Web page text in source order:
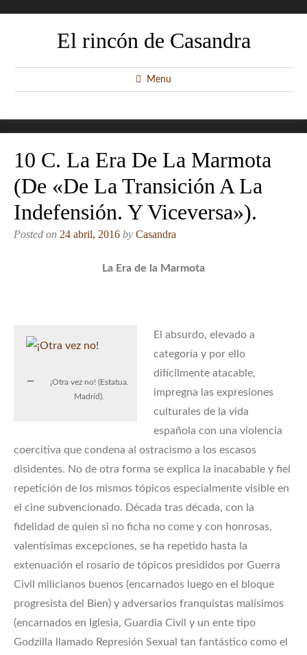
El rincón de Casandra
Menu
10 C. La Era De La Marmota
(de «De La Transición A La
Indefensión. Y Viceversa»).
Posted on 24 abril, 2016 by Casandra
La Era de la Marmota
¡Otra vez no! (Estatua.
Madrid).
El absurdo, elevado a
categoría y por ello
difícilmente atacable,
impregna las expresiones
culturales de la vida
española con una violencia
coercitiva que condena al ostracismo a los escasos
disidentes. No de otra forma se explica la inacabable y fiel
repetición de los mismos tópicos especialmente visible en
el cine subvencionado. Década tras década, con la
fidelidad de quien si no ficha no come y con honrosas,
valentísimas excepciones, se ha repetido hasta la
extenuación el rosario de tópicos presididos por Guerra
Civil milicianos buenos (encarnados luego en el bloque
progresista del Bien) y adversarios franquistas malísimos
(encarnados en Iglesia, Guardia Civil y un ente tipo
Godzilla llamado Represión Sexual tan fantástico como el